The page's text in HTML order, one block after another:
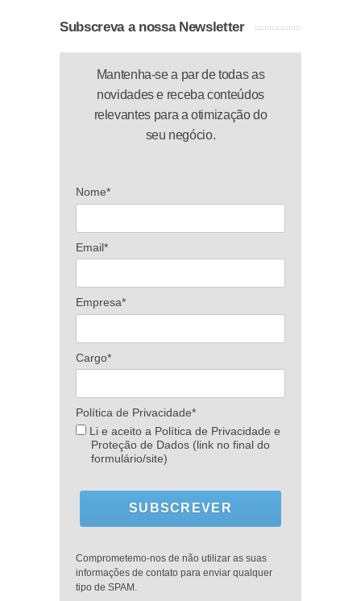
Subscreva a nossa Newsletter
Mantenha-se a par de todas as
novidades e receba conteúdos
relevantes para a otimização do
seu negócio.
Nome*
Email*
Empresa*
Cargo*
Política de Privacidade*
Li e aceito a Política de Privacidade e
Proteção de Dados (link no final do
formulário/site)
SUBSCREVER
Comprometemo-nos de não utilizar as suas
informações de contato para enviar qualquer
tipo de SPAM.